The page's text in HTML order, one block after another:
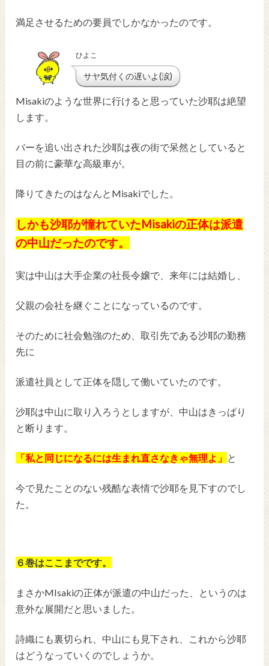
満足させるための要員でしかなかったのです。
ひよこ
サヤ気付くの遅いよ(涙)
Misakiのような世界に行けると思っていた沙耶は絶望
します。
バーを追い出された沙耶は夜の街で呆然としていると
目の前に豪華な高級車が。
降りてきたのはなんとMisakiでした。
しかも沙耶が憧れていたMisakiの正体は派遣
の中山だったのです。
実は中山は大手企業の社長令嬢で、来年には結婚し、
父親の会社を継ぐことになっているのです。
そのために社会勉強のため、取引先である沙耶の勤務
先に
派遣社員として正体を隠して働いていたのです。
沙耶は中山に取り入ろうとしますが、中山はきっぱり
と断ります。
「私と同じになるには生まれ直さなきゃ無理よ」 と
今で見たことのない残酷な表情で沙耶を見下すのでし
た。
６巻はここまでです。
まさかMIsakiの正体が派遣の中山だった、というのは
意外な展開だと思いました。
詩織にも裏切られ、中山にも見下され、これから沙耶
はどうなっていくのでしょうか。